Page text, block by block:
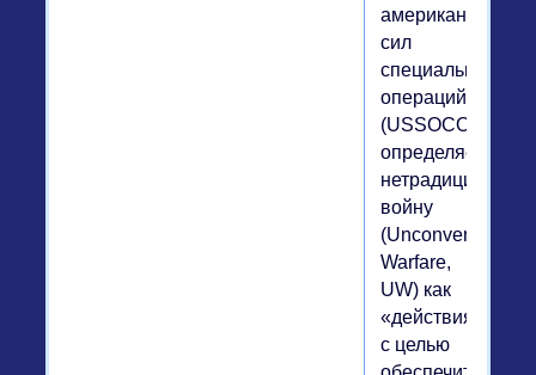
американских
сил
специальных
операций
(USSOCOM)
определяет
нетрадиционную
войну
(Unconventional
Warfare,
UW) как
«действия
с целью